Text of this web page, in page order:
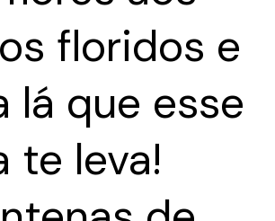
floridos e
lá que esse
te leva!